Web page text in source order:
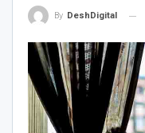
By DeshDigital